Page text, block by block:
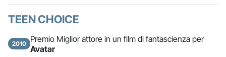
TEEN CHOICE
2010
Premio Miglior attore in un film di fantascienza per
Avatar